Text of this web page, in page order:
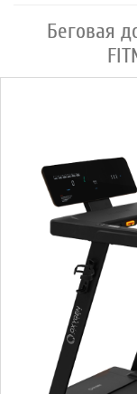
Беговая